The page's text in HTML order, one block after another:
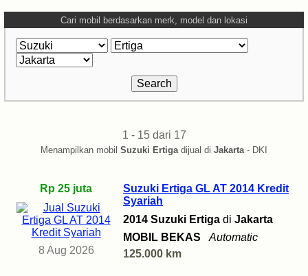
Cari mobil berdasarkan merk, model dan lokasi
1 - 15 dari 17
Menampilkan mobil Suzuki Ertigadijual di Jakarta- DKI
Rp 25 juta
8 Aug 2026
Suzuki Ertiga GL AT 2014 Kredit
Syariah
2014 Suzuki Ertiga di Jakarta
MOBIL BEKAS
Automatic
125.000 km